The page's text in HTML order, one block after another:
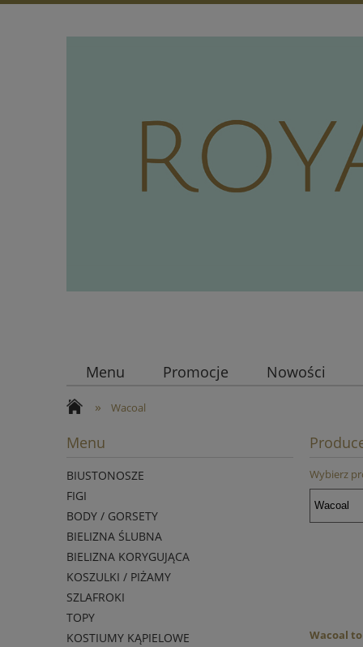
Menu Promocje Nowości
» Wacoal
Menu
BIUSTONOSZE
FIGI
BODY / GORSETY
BIELIZNA ŚLUBNA
BIELIZNA KORYGUJĄCA
KOSZULKI / PIŻAMY
SZLAFROKI
TOPY
KOSTIUMY KĄPIELOWE
Wybierz
Wacoal